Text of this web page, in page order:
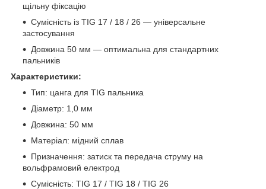
щільну фіксацію
Сумісність із TIG 17 / 18 / 26 — універсальне
застосування
Довжина 50 мм — оптимальна для стандартних
пальників
Характеристики:
Тип: цанга для TIG пальника
Діаметр: 1,0 мм
Довжина: 50 мм
Матеріал: мідний сплав
Призначення: затиск та передача струму на
вольфрамовий електрод
Сумісність: TIG 17 / TIG 18 / TIG 26